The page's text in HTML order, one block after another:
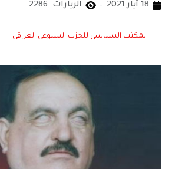
18 أيار 2021
الزيارات: 2286
المكتب السياسي للحزب الشيوعي العراقي